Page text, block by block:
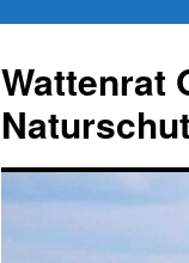
springen
Wattenrat